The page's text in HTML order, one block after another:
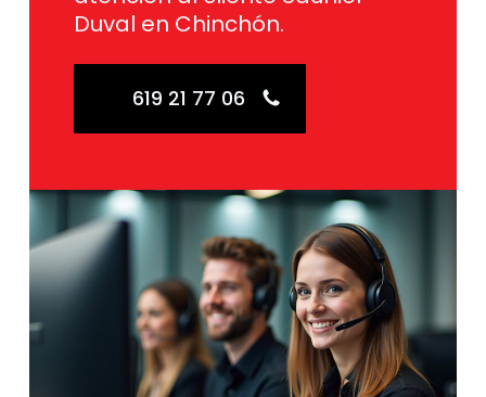
Duval en Chinchón.
619 21 77 06